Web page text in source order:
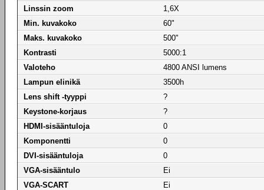
Linssin zoom
1,6X
Min. kuvakoko
60"
Maks. kuvakoko
500"
Kontrasti
5000:1
Valoteho
4800 ANSI lumens
Lampun elinikä
3500h
Lens shift -tyyppi
?
Keystone-korjaus
?
HDMI-sisääntuloja
0
Komponentti
0
DVI-sisääntuloja
0
VGA-sisääntulo
Ei
VGA-SCART
Ei